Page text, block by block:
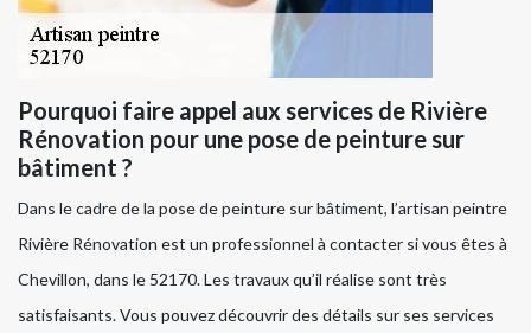
Pourquoi faire appel aux services de Rivière
Rénovation pour une pose de peinture sur
bâtiment ?
Dans le cadre de la pose de peinture sur bâtiment, l’artisan peintre
Rivière Rénovation est un professionnel à contacter si vous êtes à
Chevillon, dans le 52170. Les travaux qu’il réalise sont très
satisfaisants. Vous pouvez découvrir des détails sur ses services